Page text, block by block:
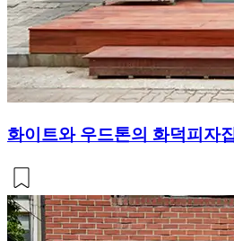
화이트와 우드톤의 화덕피자